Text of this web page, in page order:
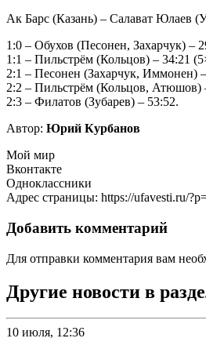
Ак Барс (Казань) – Салават Юлаев
1:0 – Обухов (Песонен, Захарчук) –
1:1 – Пильстрём (Кольцов) – 34:21
2:1 – Песонен (Захарчук, Иммонен)
2:2 – Пильстрём (Кольцов, Атюшов)
2:3 – Филатов (Зубарев) – 53:52.
Автор: Юрий Курбанов
Мой мир
Вконтакте
Одноклассники
Адрес страницы: https://ufavesti.ru/
Добавить комментарий
Для отправки комментария вам
Другие новости в
10 июля, 12:36